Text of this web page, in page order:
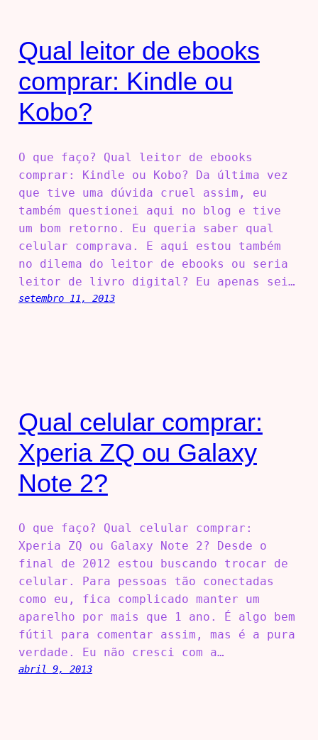
Qual leitor de ebooks
comprar: Kindle ou
Kobo?
O que faço? Qual leitor de ebooks
comprar: Kindle ou Kobo? Da última vez
que tive uma dúvida cruel assim, eu
também questionei aqui no blog e tive
um bom retorno. Eu queria saber qual
celular comprava. E aqui estou também
no dilema do leitor de ebooks ou seria
leitor de livro digital? Eu apenas sei…
setembro 11, 2013
Qual celular comprar:
Xperia ZQ ou Galaxy
Note 2?
O que faço? Qual celular comprar:
Xperia ZQ ou Galaxy Note 2? Desde o
final de 2012 estou buscando trocar de
celular. Para pessoas tão conectadas
como eu, fica complicado manter um
aparelho por mais que 1 ano. É algo bem
fútil para comentar assim, mas é a pura
verdade. Eu não cresci com a…
abril 9, 2013